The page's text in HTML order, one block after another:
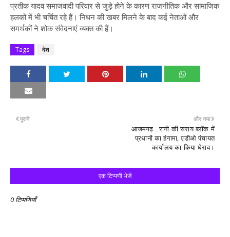
प्रतीक यादव समाजवादी परिवार से जुड़े होने के कारण राजनीतिक और सामाजिक
हलकों में भी चर्चित रहे हैं। निधन की खबर मिलने के बाद कई नेताओं और
समर्थकों ने शोक संवेदनाएं व्यक्त की हैं।
Tags देश
और नया
आजमगढ़ : रानी की सराय ब्लॉक में
प्रधानों का हंगामा, एडीओ पंचायत
कार्यालय का किया घेराव।
पुराने
एक टिप्पणी भेजें
0 टिप्पणियाँ